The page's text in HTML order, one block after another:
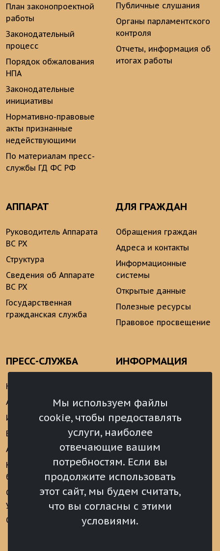
Мы используем файлы
cookie, чтобы предоставлять
услуги, наиболее
отвечающие вашим
потребностям. Если вы
продолжите использовать
этот сайт, мы будем считать,
что вы согласны с этими
условиями.
План законопроектной
работы
Законодательный
процесс
Порядок обжалования
НПА
Законодательные
инициативы
Нормативно-правовые
акты признанные
недействующими
По материалам пресс-
службы ГД ФС РФ
Публичные слушания
Органы парламентского
контроля
Отчеты, информация об
итогах работы
АППАРАТ
Руководитель Аппарата
ВС РХ
Структура
Сведения об Аппарате
ВС РХ
Государственная
гражданская служба
ДЛЯ ГРАЖДАН
Обращения граждан
Адреса и контакты
Информационные
системы
Открытые данные
Полезные ресурсы
Правовое просвещение
ПРЕСС-СЛУЖБА
Новости
Анонсы
Интервью
Видеоматериалы
Аккредитация
Конкурс «Хрустальный
барс»
Сведения о СМИ
учрежденных ВС РХ
Опросы и голосования
ИНФОРМАЦИЯ
аналитические
материалы
Реализация Послания
Президента РФ
Федеральному
Собранию РФ
Местное
самоуправление
Финансы
Награды